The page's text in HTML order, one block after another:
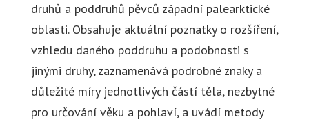
druhů a poddruhů pěvců západní palearktické
oblasti. Obsahuje aktuální poznatky o rozšíření,
vzhledu daného poddruhu a podobnosti s
jinými druhy, zaznamenává podrobné znaky a
důležité míry jednotlivých částí těla, nezbytné
pro určování věku a pohlaví, a uvádí metody